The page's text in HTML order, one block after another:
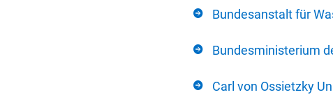
Bundesanstalt für
Bundesministerium
Carl von Ossietzky